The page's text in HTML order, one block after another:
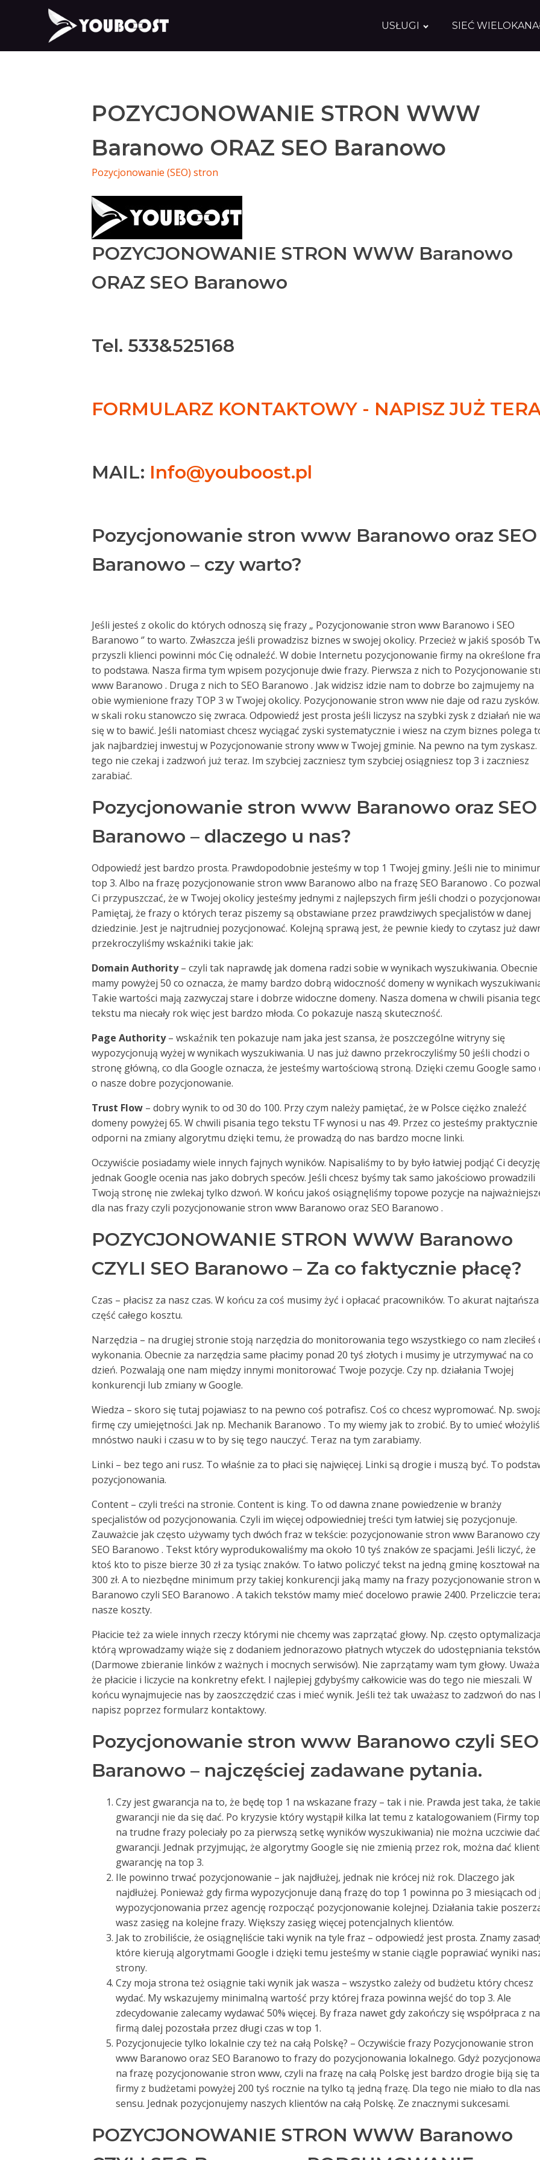
USŁUGI SIEĆ
POZYCJONOWANIE STRON WWW
Baranowo ORAZ SEO Baranowo
Pozycjonowanie (SEO) stron
POZYCJONOWANIE STRON WWW Baranowo
ORAZ SEO Baranowo
Tel. 533&525168
FORMULARZ KONTAKTOWY - NAPISZ JUŻ
MAIL: Info@youboost.pl
Pozycjonowanie stron www Baranowo oraz SEO
Baranowo – czy warto?
Jeśli jesteś z okolic do których odnoszą się frazy „ Pozycjonowanie stron www Baranowo i SEO
Baranowo ‘’ to warto. Zwłaszcza jeśli prowadzisz biznes w swojej okolicy. Przecież w jakiś sposób
przyszli klienci powinni móc Cię odnaleźć. W dobie Internetu pozycjonowanie firmy na określone
to podstawa. Nasza firma tym wpisem pozycjonuje dwie frazy. Pierwsza z nich to Pozycjonowanie
www Baranowo . Druga z nich to SEO Baranowo . Jak widzisz idzie nam to dobrze bo zajmujemy na
obie wymienione frazy TOP 3 w Twojej okolicy. Pozycjonowanie stron www nie daje od razu
w skali roku stanowczo się zwraca. Odpowiedź jest prosta jeśli liczysz na szybki zysk z działań nie
się w to bawić. Jeśli natomiast chcesz wyciągać zyski systematycznie i wiesz na czym biznes polega
jak najbardziej inwestuj w Pozycjonowanie strony www w Twojej gminie. Na pewno na tym zyskasz.
tego nie czekaj i zadzwoń już teraz. Im szybciej zaczniesz tym szybciej osiągniesz top 3 i zaczniesz
zarabiać.
Pozycjonowanie stron www Baranowo oraz SEO
Baranowo – dlaczego u nas?
Odpowiedź jest bardzo prosta. Prawdopodobnie jesteśmy w top 1 Twojej gminy. Jeśli nie to
top 3. Albo na frazę pozycjonowanie stron www Baranowo albo na frazę SEO Baranowo . Co
Ci przypuszczać, że w Twojej okolicy jesteśmy jednymi z najlepszych firm jeśli chodzi o
Pamiętaj, że frazy o których teraz piszemy są obstawiane przez prawdziwych specjalistów w danej
dziedzinie. Jest je najtrudniej pozycjonować. Kolejną sprawą jest, że pewnie kiedy to czytasz już
przekroczyliśmy wskaźniki takie jak:
Domain Authority– czyli tak naprawdę jak domena radzi sobie w wynikach wyszukiwania. Obecnie
mamy powyżej 50 co oznacza, że mamy bardzo dobrą widoczność domeny w wynikach
Takie wartości mają zazwyczaj stare i dobrze widoczne domeny. Nasza domena w chwili pisania
tekstu ma niecały rok więc jest bardzo młoda. Co pokazuje naszą skuteczność.
Page Authority– wskaźnik ten pokazuje nam jaka jest szansa, że poszczególne witryny się
wypozycjonują wyżej w wynikach wyszukiwania. U nas już dawno przekroczyliśmy 50 jeśli chodzi o
stronę główną, co dla Google oznacza, że jesteśmy wartościową stroną. Dzięki czemu Google samo
o nasze dobre pozycjonowanie.
Trust Flow – dobry wynik to od 30 do 100. Przy czym należy pamiętać, że w Polsce ciężko znaleźć
domeny powyżej 65. W chwili pisania tego tekstu TF wynosi u nas 49. Przez co jesteśmy praktycznie
odporni na zmiany algorytmu dzięki temu, że prowadzą do nas bardzo mocne linki.
Oczywiście posiadamy wiele innych fajnych wyników. Napisaliśmy to by było łatwiej podjąć Ci
jednak Google ocenia nas jako dobrych speców. Jeśli chcesz byśmy tak samo jakościowo prowadzili
Twoją stronę nie zwlekaj tylko dzwoń. W końcu jakoś osiągnęliśmy topowe pozycje na
dla nas frazy czyli pozycjonowanie stron www Baranowo oraz SEO Baranowo .
POZYCJONOWANIE STRON WWW Baranowo
CZYLI SEO Baranowo – Za co faktycznie płacę?
Czas – płacisz za nasz czas. W końcu za coś musimy żyć i opłacać pracowników. To akurat najtańsza
część całego kosztu.
Narzędzia – na drugiej stronie stoją narzędzia do monitorowania tego wszystkiego co nam zleciłeś
wykonania. Obecnie za narzędzia same płacimy ponad 20 tyś złotych i musimy je utrzymywać na co
dzień. Pozwalają one nam między innymi monitorować Twoje pozycje. Czy np. działania Twojej
konkurencji lub zmiany w Google.
Wiedza – skoro się tutaj pojawiasz to na pewno coś potrafisz. Coś co chcesz wypromować. Np.
firmę czy umiejętności. Jak np. Mechanik Baranowo . To my wiemy jak to zrobić. By to umieć
mnóstwo nauki i czasu w to by się tego nauczyć. Teraz na tym zarabiamy.
Linki – bez tego ani rusz. To właśnie za to płaci się najwięcej. Linki są drogie i muszą być. To
pozycjonowania.
Content – czyli treści na stronie. Content is king. To od dawna znane powiedzenie w branży
specjalistów od pozycjonowania. Czyli im więcej odpowiedniej treści tym łatwiej się pozycjonuje.
Zauważcie jak często używamy tych dwóch fraz w tekście: pozycjonowanie stron www Baranowo
SEO Baranowo . Tekst który wyprodukowaliśmy ma około 10 tyś znaków ze spacjami. Jeśli liczyć, że
ktoś kto to pisze bierze 30 zł za tysiąc znaków. To łatwo policzyć tekst na jedną gminę kosztował
300 zł. A to niezbędne minimum przy takiej konkurencji jaką mamy na frazy pozycjonowanie stron
Baranowo czyli SEO Baranowo . A takich tekstów mamy mieć docelowo prawie 2400. Przeliczcie
nasze koszty.
Płacicie też za wiele innych rzeczy którymi nie chcemy was zaprzątać głowy. Np. często optymalizacja
którą wprowadzamy wiąże się z dodaniem jednorazowo płatnych wtyczek do udostępniania
(Darmowe zbieranie linków z ważnych i mocnych serwisów). Nie zaprzątamy wam tym głowy.
że płacicie i liczycie na konkretny efekt. I najlepiej gdybyśmy całkowicie was do tego nie mieszali. W
końcu wynajmujecie nas by zaoszczędzić czas i mieć wynik. Jeśli też tak uważasz to zadzwoń do nas
napisz poprzez formularz kontaktowy.
Pozycjonowanie stron www Baranowo czyli SEO
Baranowo – najczęściej zadawane pytania.
Czy jest gwarancja na to, że będę top 1 na wskazane frazy – tak i nie. Prawda jest taka, że
gwarancji nie da się dać. Po kryzysie który wystąpił kilka lat temu z katalogowaniem (Firmy top
na trudne frazy poleciały po za pierwszą setkę wyników wyszukiwania) nie można uczciwie dać
gwarancji. Jednak przyjmując, że algorytmy Google się nie zmienią przez rok, można dać
gwarancję na top 3.
Ile powinno trwać pozycjonowanie – jak najdłużej, jednak nie krócej niż rok. Dlaczego jak
najdłużej. Ponieważ gdy firma wypozycjonuje daną frazę do top 1 powinna po 3 miesiącach od
wypozycjonowania przez agencję rozpocząć pozycjonowanie kolejnej. Działania takie
wasz zasięg na kolejne frazy. Większy zasięg więcej potencjalnych klientów.
Jak to zrobiliście, że osiągnęliście taki wynik na tyle fraz – odpowiedź jest prosta. Znamy
które kierują algorytmami Google i dzięki temu jesteśmy w stanie ciągle poprawiać wyniki
strony.
Czy moja strona też osiągnie taki wynik jak wasza – wszystko zależy od budżetu który chcesz
wydać. My wskazujemy minimalną wartość przy której fraza powinna wejść do top 3. Ale
zdecydowanie zalecamy wydawać 50% więcej. By fraza nawet gdy zakończy się współpraca z
firmą dalej pozostała przez długi czas w top 1.
Pozycjonujecie tylko lokalnie czy też na całą Polskę? – Oczywiście frazy Pozycjonowanie stron
www Baranowo oraz SEO Baranowo to frazy do pozycjonowania lokalnego. Gdyż
na frazę pozycjonowanie stron www, czyli na frazę na całą Polskę jest bardzo drogie biją się
firmy z budżetami powyżej 200 tyś rocznie na tylko tą jedną frazę. Dla tego nie miało to dla nas
sensu. Jednak pozycjonujemy naszych klientów na całą Polskę. Ze znacznymi sukcesami.
POZYCJONOWANIE STRON WWW Baranowo